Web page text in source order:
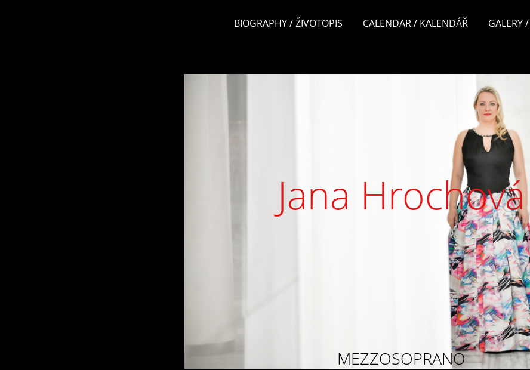
BIOGRAPHY / ŽIVOTOPIS CALENDAR / KALENDÁŘ GALERY
Jana Hrochová
MEZZOSOPRANO